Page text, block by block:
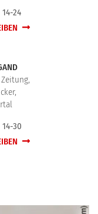
24
30